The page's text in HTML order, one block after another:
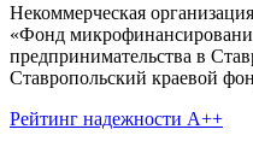
Некоммерческая
«Фонд
предпринимательства в
Ставропольский краевой
Рейтинг надежности A++